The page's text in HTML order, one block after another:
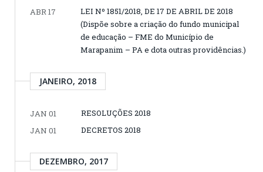
ABR 17
LEI Nº 1851/2018, DE 17 DE ABRIL DE 2018
(Dispõe sobre a criação do fundo municipal
de educação – FME do Município de
Marapanim – PA e dota outras providências.)
JANEIRO, 2018
JAN 01
RESOLUÇÕES 2018
JAN 01
DECRETOS 2018
DEZEMBRO, 2017